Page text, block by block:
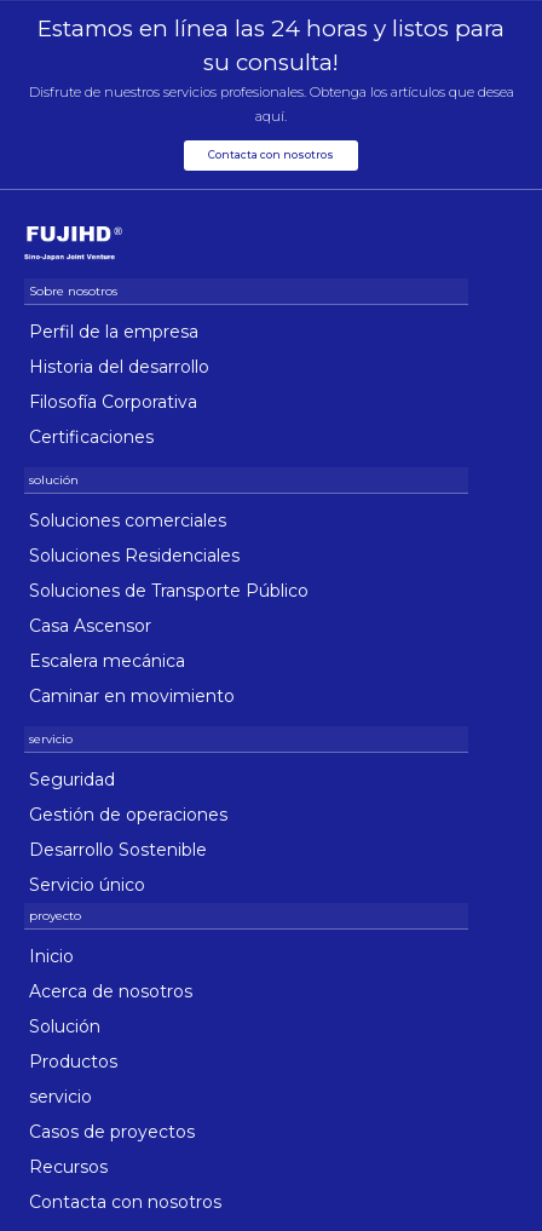
Estamos en línea las 24 horas y listos para
su consulta!
Disfrute de nuestros servicios profesionales. Obtenga los artículos que desea
aquí.
Contacta con nosotros
Perfil de la empresa
Historia del desarrollo
Filosofía Corporativa
Certificaciones
Soluciones comerciales
Soluciones Residenciales
Soluciones de Transporte Público
Casa Ascensor
Escalera mecánica
Caminar en movimiento
Seguridad
Gestión de operaciones
Desarrollo Sostenible
Servicio único
Inicio
Acerca de nosotros
Solución
Productos
servicio
Casos de proyectos
Recursos
Contacta con nosotros